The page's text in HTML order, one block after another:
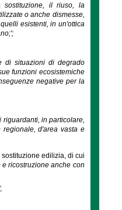
sostituzione, il riuso, la
o anche dismesse,
esistenti, in un'ottica
di situazioni di degrado
funzioni ecosistemiche
negative per la
riguardanti, in particolare,
d'area vasta e
edilizia, di cui
ricostruzione anche con
;